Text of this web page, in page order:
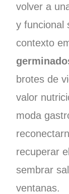
volver a
y funcional
contexto
brotes de
valor
moda
recuperar
sembrar
ventanas.